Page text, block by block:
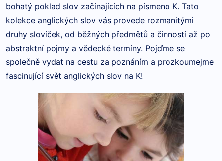
bohatý poklad slov začínajících na písmeno K. Tato
kolekce anglických slov vás provede rozmanitými
druhy slovíček, od běžných předmětů a činností až po
abstraktní pojmy a vědecké termíny. Pojďme se
společně vydat na cestu za poznáním a prozkoumejme
fascinující svět anglických slov na K!